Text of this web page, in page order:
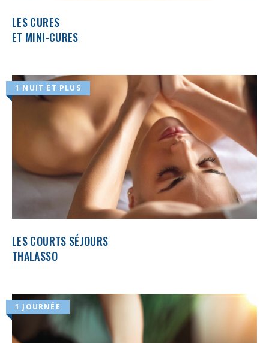
LES CURES
ET MINI-CURES
LES COURTS SÉJOURS
THALASSO
1 NUIT ET PLUS
1 JOURNÉE